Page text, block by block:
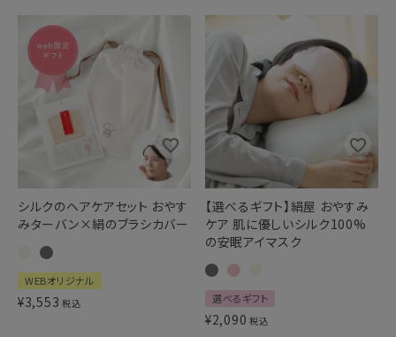
シルクのヘアケアセット おやす
みターバン×絹のブラシカバー
WEBオリジナル
¥3,553 税込
【選べるギフト】絹屋 おやすみ
ケア 肌に優しいシルク100%
の安眠アイマスク
選べるギフト
¥2,090 税込